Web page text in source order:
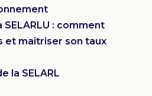
: comment
et maîtriser son taux
la SELARL